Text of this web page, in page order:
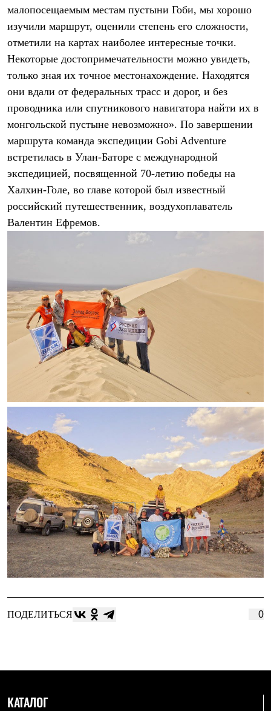
Баск сегодня
История
Отцы основатели
Баск в вашем городе
Контроль качества
Команда Баск
Сотрудничество
Дилерам
Корпоративным клиентам
Услуги
Где купить
малопосещаемым местам пустыни Гоби, мы хорошо
изучили маршрут, оценили степень его сложности,
отметили на картах наиболее интересные точки.
Некоторые достопримечательности можно увидеть,
только зная их точное местонахождение. Находятся
они вдали от федеральных трасс и дорог, и без
проводника или спутникового навигатора найти их в
монгольской пустыне невозможно». По завершении
маршрута команда экспедиции Gobi Adventure
встретилась в Улан-Баторе с международной
экспедицией, посвященной 70-летию победы на
Халхин-Голе, во главе которой был известный
российский путешественник, воздухоплаватель
Валентин Ефремов.
ПОДЕЛИТЬСЯ 0
КАТАЛОГ